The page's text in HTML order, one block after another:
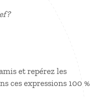
?
et repérez les
ces expressions 100 %